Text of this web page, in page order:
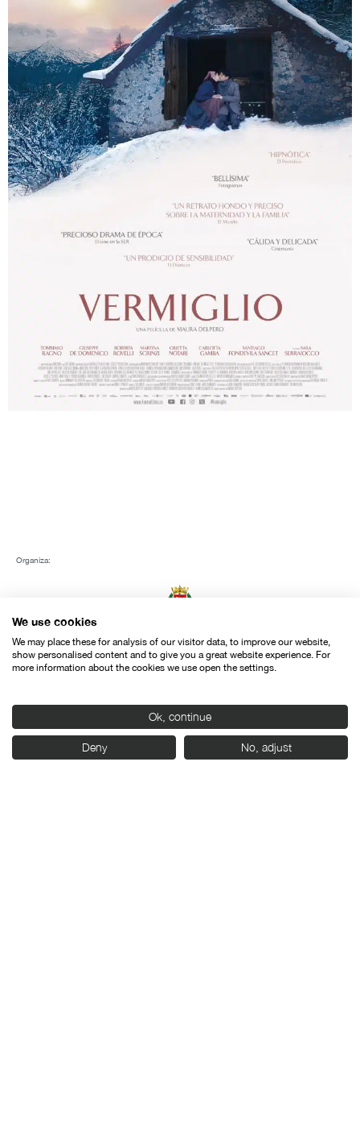
Organiza:
We use cookies
We may place these for analysis of our visitor data, to improve our website,
show personalised content and to give you a great website experience. For
more information about the cookies we use open the settings.
Ok, continue
Deny No, adjust